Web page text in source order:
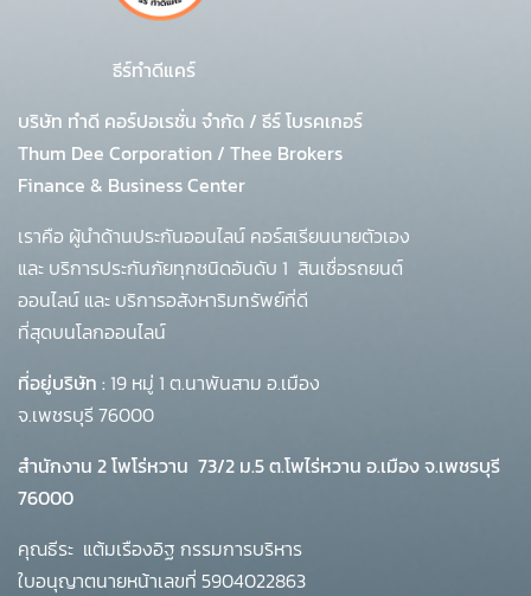
ธีร์ทำดีแคร์
บริษัท ทำดี คอร์ปอเรชั่น จำกัด / ธีร์ โบรคเกอร์
Thum Dee Corporation / Thee Brokers
Finance & Business Center
เราคือ ผู้นำด้านประกันออนไลน์ คอร์สเรียนนายตัวเอง
และ บริการประกันภัยทุกชนิดอันดับ 1 สินเชื่อรถยนต์
ออนไลน์ และ บริการอสังหาริมทรัพย์ที่ดี
ที่สุดบนโลกออนไลน์
ที่อยู่บริษัท : 19 หมู่ 1 ต.นาพันสาม อ.เมือง
จ.เพชรบุรี 76000
สำนักงาน 2 โพโร่หวาน 73/2 ม.5 ต.โพไร่หวาน อ.เมือง จ.เพชรบุรี
76000
คุณธีระ แต้มเรืองอิฐ กรรมการบริหาร
ใบอนุญาตนายหน้าเลขที่ 5904022863